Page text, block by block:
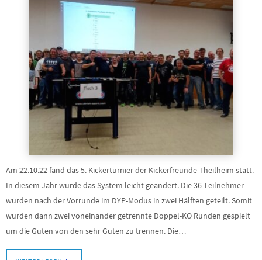
Am 22.10.22 fand das 5. Kickerturnier der Kickerfreunde Theilheim statt.
In diesem Jahr wurde das System leicht geändert. Die 36 Teilnehmer
wurden nach der Vorrunde im DYP-Modus in zwei Hälften geteilt. Somit
wurden dann zwei voneinander getrennte Doppel-KO Runden gespielt
um die Guten von den sehr Guten zu trennen. Die…